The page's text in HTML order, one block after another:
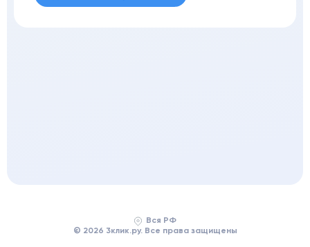
Вся РФ
© 2026 3клик.ру. Все права защищены